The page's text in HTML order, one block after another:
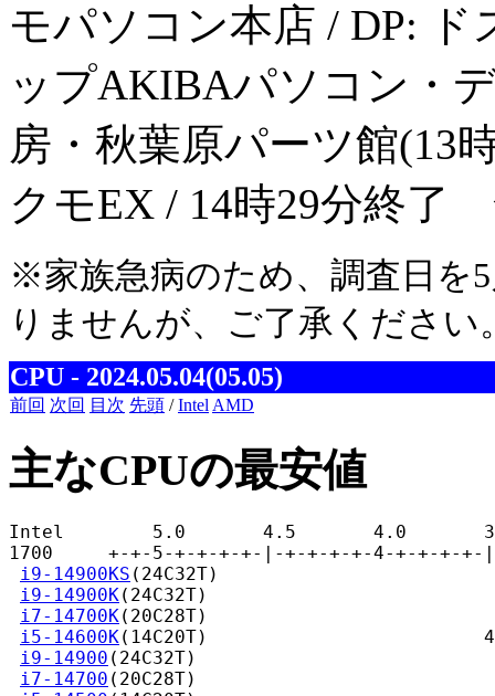
モパソコン本店 / DP: ド
ップAKIBAパソコン・
房・秋葉原パーツ館(13
クモEX / 14時29分終了
※家族急病のため、調査日を
りませんが、ご了承ください
CPU - 2024.05.04(05.05)
前回 次回 目次 先頭 /Intel AMD
主なCPUの最安値
Intel        5.0       4.5       4.0
1700     +-+-5-+-+-+-+-|-+-+-+-+-4-+-+-+-+-|-
i9-14900KS (24C32T)
i9-14900K(24C32T)
i7-14700K(20C28T)
i5-14600K(14C20T)
i9-14900 (24C32T)
i7-14700 (20C28T)